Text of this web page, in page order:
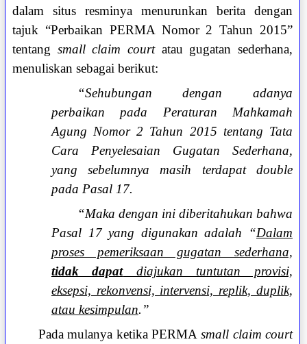
dalam situs resminya menurunkan berita dengan
tajuk “Perbaikan PERMA Nomor 2 Tahun 2015”
tentang small claim courtatau gugatan sederhana,
menuliskan sebagai berikut:
“Sehubungan dengan adanya
perbaikan pada Peraturan Mahkamah
Agung Nomor 2 Tahun 2015 tentang Tata
Cara Penyelesaian Gugatan Sederhana,
yang sebelumnya masih terdapat double
pada Pasal 17.
“Maka dengan ini diberitahukan bahwa
Pasal 17 yang digunakan adalah “Dalam
proses pemeriksaan gugatan sederhana,
tidak dapatdiajukan tuntutan provisi,
eksepsi, rekonvensi, intervensi, replik, duplik,
atau kesimpulan.”
Pada mulanya ketika PERMA small claim court